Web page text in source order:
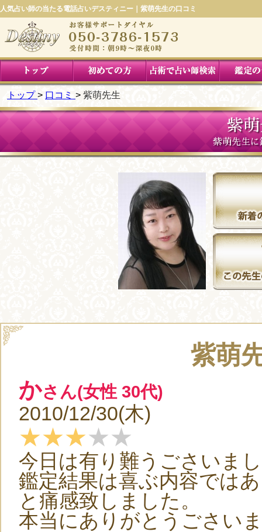
人気占い師の当たる電話占いデスティニー｜紫萌先生の口コミ
トップ 口コミ 紫萌先生
紫
紫萌先生
紫萌
かさん(女性 30代)
2010/12/30(木)
★★★★★
今日は有り難うごさいま
鑑定結果は喜ぶ内容では
と痛感致しました。
本当にありがとうごさい